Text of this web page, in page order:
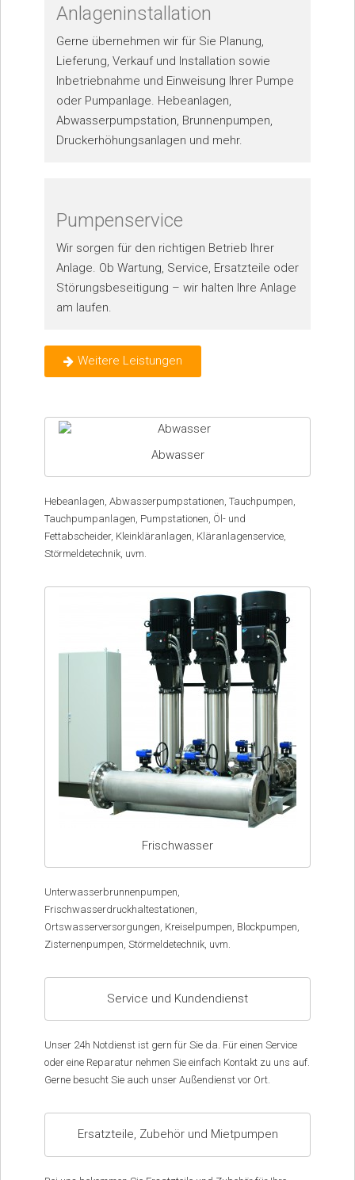
Anlageninstallation
Gerne übernehmen wir für Sie Planung,
Lieferung, Verkauf und Installation sowie
Inbetriebnahme und Einweisung Ihrer Pumpe
oder Pumpanlage. Hebeanlagen,
Abwasserpumpstation, Brunnenpumpen,
Druckerhöhungsanlagen und mehr.
Pumpenservice
Wir sorgen für den richtigen Betrieb Ihrer
Anlage. Ob Wartung, Service, Ersatzteile oder
Störungsbeseitigung – wir halten Ihre Anlage
am laufen.
Weitere Leistungen
Abwasser
Hebeanlagen, Abwasserpumpstationen, Tauchpumpen,
Tauchpumpanlagen, Pumpstationen, Öl- und
Fettabscheider, Kleinkläranlagen, Kläranlagenservice,
Störmeldetechnik, uvm.
Frischwasser
Unterwasserbrunnenpumpen,
Frischwasserdruckhaltestationen,
Ortswasserversorgungen, Kreiselpumpen, Blockpumpen,
Zisternenpumpen, Störmeldetechnik, uvm.
Service und Kundendienst
Unser 24h Notdienst ist gern für Sie da. Für einen Service
oder eine Reparatur nehmen Sie einfach Kontakt zu uns auf.
Gerne besucht Sie auch unser Außendienst vor Ort.
Ersatzteile, Zubehör und Mietpumpen